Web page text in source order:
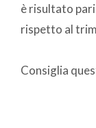
è risultato
rispetto al
Consiglia